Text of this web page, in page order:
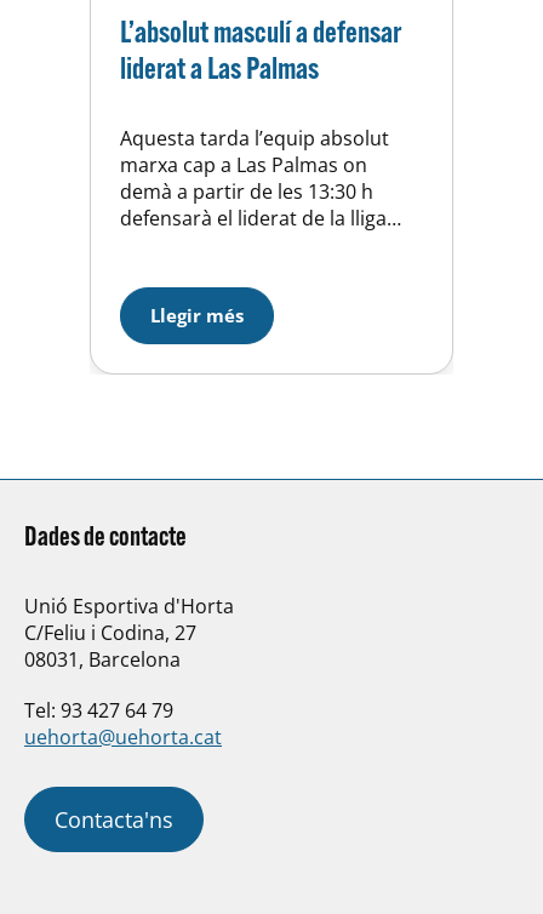
L’absolut masculí a defensar
liderat a Las Palmas
Aquesta tarda l’equip absolut
marxa cap a Las Palmas on
demà a partir de les 13:30 h
defensarà el liderat de la lliga
troba segon empatat a punts
amb el nostre equip i segur que
buscarà la victória davant la seva
sorollosa afició, partit molt…
Llegir més
Dades de contacte
Unió Esportiva d'Horta
C/Feliu i Codina, 27
08031, Barcelona
Tel: 93 427 64 79
uehorta@uehorta.cat
Contacta'ns